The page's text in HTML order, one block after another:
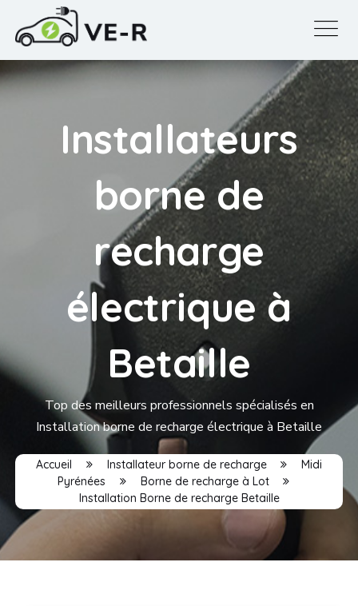
Installateurs
borne de
recharge
électrique à
Betaille
Top des meilleurs professionnels spécialisés en
Installation borne de recharge électrique à Betaille
Accueil Installateur borne de recharge
Midi
Pyrénées
Borne de recharge à Lot
Installation Borne de recharge Betaille